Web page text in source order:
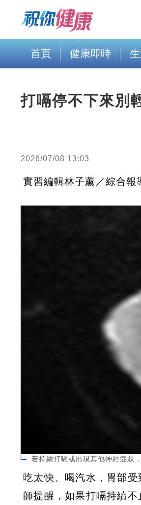
首頁 健康即時
打嗝停不下來別
2026/07/08 13:03
實習編輯林子薰／綜合報
若持續打嗝或出現其他神經症狀
吃太快、喝汽水，胃部
師提醒，如果打嗝持續